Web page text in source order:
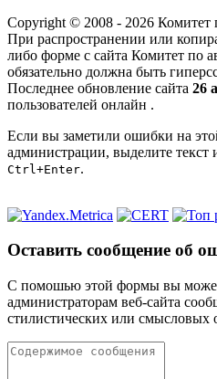
Copyright © 2008 - 2026 Комитет
При распространении или
либо форме с сайта Комитет по
обязательно должна быть
Последнее обновление сайта 26
пользователей онлайн .
Если вы заметили ошибки на
администрации, выделите
Ctrl+Enter.
Оставить сообщение об
С помошью этой формы вы
администраторам веб-сайта
стилистических или смысловых